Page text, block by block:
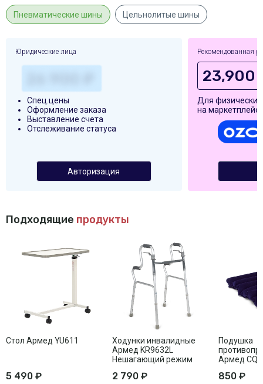
Пневматические шины Цельнолитые шины
Юридические лица
Спец.цены
Оформление заказа
Выставление счета
Отслеживание статуса
Авторизация
Рекомендованная
23,900
Для
на
Подходящие продукты
Стол Армед YU611
5 490 ₽
Ходунки инвалидные
Армед KR9632L
Нешагающий режим
2 790 ₽
Подушка
Армед
850 ₽